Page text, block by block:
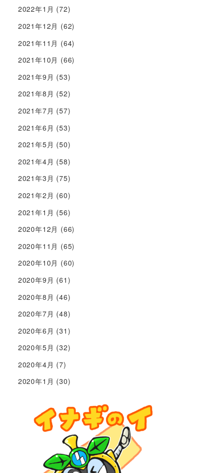
2022年1月 (72)
2021年12月 (62)
2021年11月 (64)
2021年10月 (66)
2021年9月 (53)
2021年8月 (52)
2021年7月 (57)
2021年6月 (53)
2021年5月 (50)
2021年4月 (58)
2021年3月 (75)
2021年2月 (60)
2021年1月 (56)
2020年12月 (66)
2020年11月 (65)
2020年10月 (60)
2020年9月 (61)
2020年8月 (46)
2020年7月 (48)
2020年6月 (31)
2020年5月 (32)
2020年4月 (7)
2020年1月 (30)